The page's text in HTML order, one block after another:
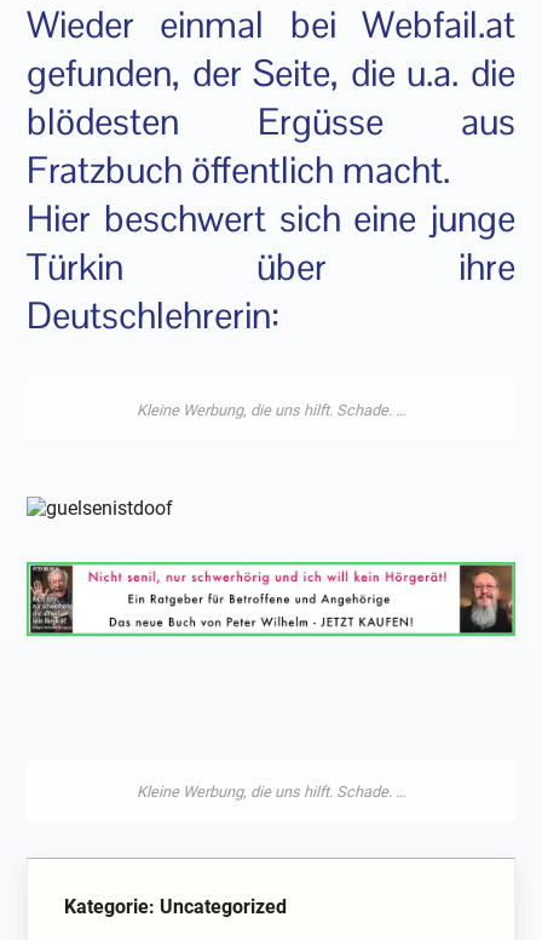
Wieder einmal bei Webfail.at
gefunden, der Seite, die u.a. die
blödesten Ergüsse aus
Fratzbuch öffentlich macht.
Hier beschwert sich eine junge
Türkin über ihre
Deutschlehrerin:
Kategorie: Uncategorized